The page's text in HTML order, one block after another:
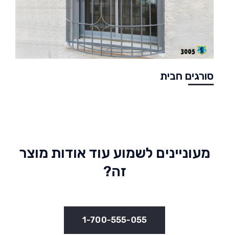
סורגים חבית
מעוניינים לשמוע עוד אודות מוצר
זה?
1-700-555-055